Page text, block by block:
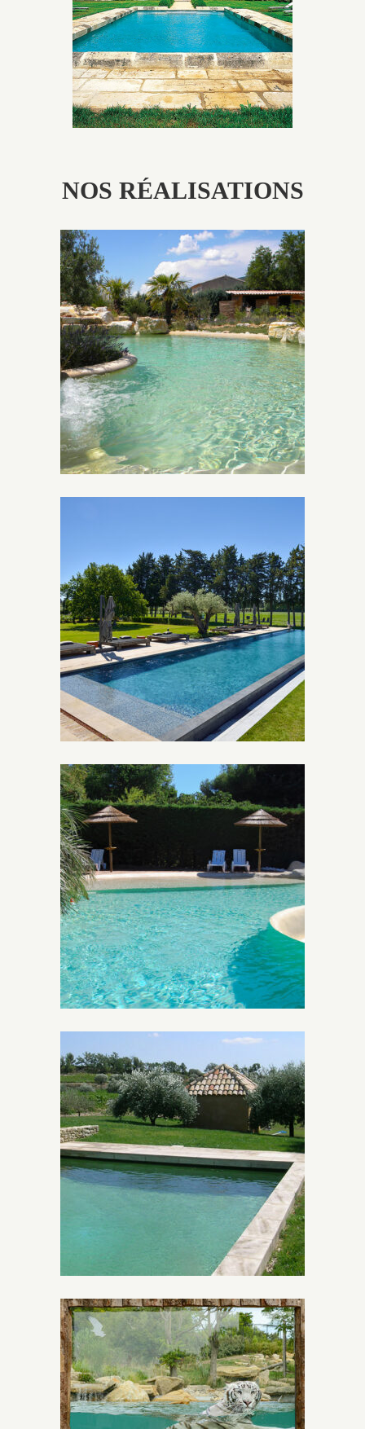
patine naturelle ou créer un ornement de pierres de
taille.
NOS RÉALISATIONS